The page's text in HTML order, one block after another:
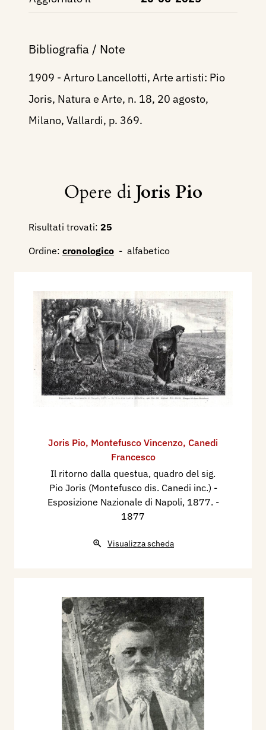
Bibliografia / Note
1909 - Arturo Lancellotti, Arte artisti: Pio
Joris, Natura e Arte, n. 18, 20 agosto,
Milano, Vallardi, p. 369.
Opere diJoris Pio
Risultati trovati: 25
Ordine: cronologico - alfabetico
Joris Pio, Montefusco Vincenzo, Canedi
Francesco
Il ritorno dalla questua, quadro del sig.
Pio Joris (Montefusco dis. Canedi inc.) -
Esposizione Nazionale di Napoli​, 1877. -
1877
Visualizza scheda